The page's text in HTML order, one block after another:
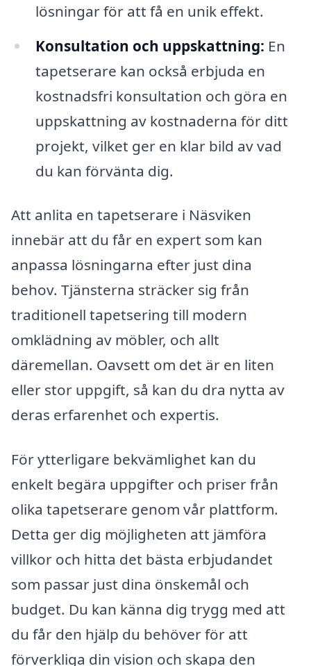
lösningar för att få en unik effekt.
Konsultation och uppskattning: En
tapetserare kan också erbjuda en
kostnadsfri konsultation och göra en
uppskattning av kostnaderna för ditt
projekt, vilket ger en klar bild av vad
du kan förvänta dig.
Att anlita en tapetserare i Näsviken
innebär att du får en expert som kan
anpassa lösningarna efter just dina
behov. Tjänsterna sträcker sig från
traditionell tapetsering till modern
omklädning av möbler, och allt
däremellan. Oavsett om det är en liten
eller stor uppgift, så kan du dra nytta av
deras erfarenhet och expertis.
För ytterligare bekvämlighet kan du
enkelt begära uppgifter och priser från
olika tapetserare genom vår plattform.
Detta ger dig möjligheten att jämföra
villkor och hitta det bästa erbjudandet
som passar just dina önskemål och
budget. Du kan känna dig trygg med att
du får den hjälp du behöver för att
förverkliga din vision och skapa den